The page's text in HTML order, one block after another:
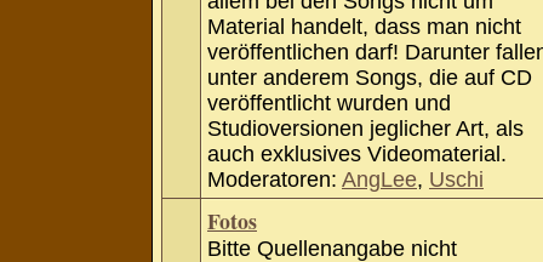
Material handelt, dass man nicht
veröffentlichen darf! Darunter
unter anderem Songs, die auf CD
veröffentlicht wurden und
Studioversionen jeglicher Art, als
auch exklusives Videomaterial.
Moderatoren: AngLee, Uschi
Fotos
Bitte Quellenangabe nicht